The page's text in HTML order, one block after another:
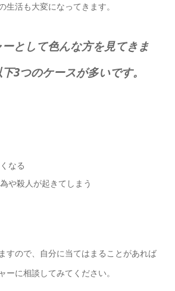
生活も大変になってきます。
として色んな方を見てきま
3つのケースが多いです。
なる
や殺人が起きてしまう
すので、自分に当てはまることがあれば
ーに相談してみてください。